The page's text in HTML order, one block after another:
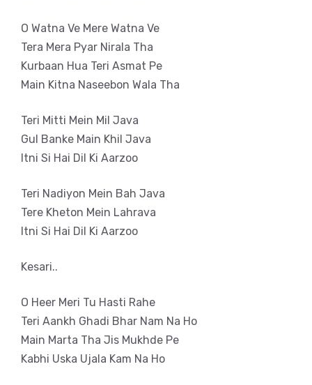
O Watna Ve Mere Watna Ve
Tera Mera Pyar Nirala Tha
Kurbaan Hua Teri Asmat Pe
Main Kitna Naseebon Wala Tha
Teri Mitti Mein Mil Java
Gul Banke Main Khil Java
Itni Si Hai Dil Ki Aarzoo
Teri Nadiyon Mein Bah Java
Tere Kheton Mein Lahrava
Itni Si Hai Dil Ki Aarzoo
Kesari..
O Heer Meri Tu Hasti Rahe
Teri Aankh Ghadi Bhar Nam Na Ho
Main Marta Tha Jis Mukhde Pe
Kabhi Uska Ujala Kam Na Ho